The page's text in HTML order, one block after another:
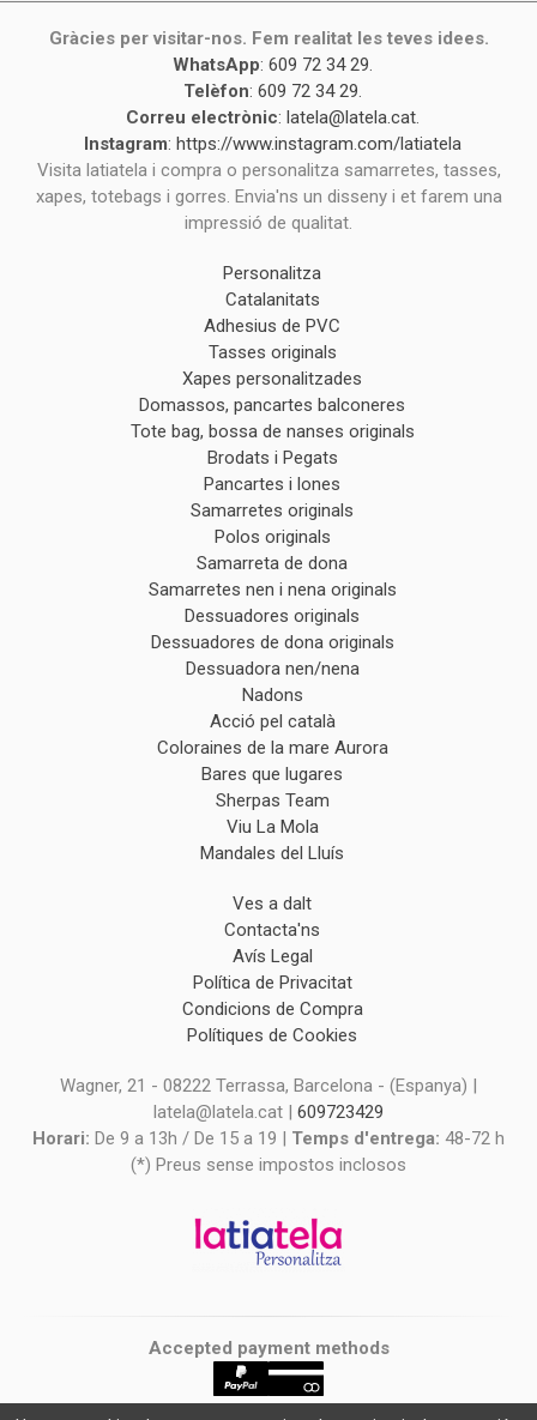
Gràcies per visitar-nos. Fem realitat les teves idees.
WhatsApp: 609 72 34 29.
Telèfon: 609 72 34 29.
Correu electrònic: latela@latela.cat.
Instagram: https://www.instagram.com/latiatela
Visita latiatela i compra o personalitza samarretes, tasses,
xapes, totebags i gorres. Envia'ns un disseny i et farem una
impressió de qualitat.
Personalitza
Catalanitats
Adhesius de PVC
Tasses originals
Xapes personalitzades
Domassos, pancartes balconeres
Tote bag, bossa de nanses originals
Brodats i Pegats
Pancartes i lones
Samarretes originals
Polos originals
Samarreta de dona
Samarretes nen i nena originals
Dessuadores originals
Dessuadores de dona originals
Dessuadora nen/nena
Nadons
Acció pel català
Coloraines de la mare Aurora
Bares que lugares
Sherpas Team
Viu La Mola
Mandales del Lluís
Ves a dalt
Contacta'ns
Avís Legal
Política de Privacitat
Condicions de Compra
Polítiques de Cookies
Wagner, 21 - 08222 Terrassa, Barcelona - (Espanya) |
latela@latela.cat | 609723429
Horari: De 9 a 13h / De 15 a 19 | Temps d'entrega: 48-72 h
(*) Preus sense impostos inclosos
Accepted payment methods